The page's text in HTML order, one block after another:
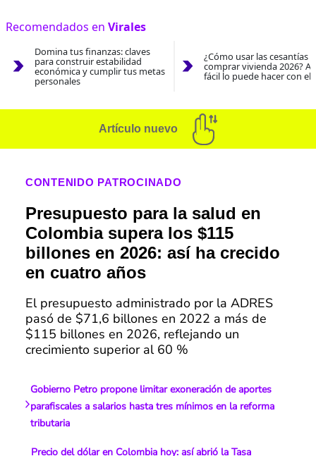
Recomendados en Virales
Domina tus finanzas: claves
para construir estabilidad
económica y cumplir tus metas
personales
¿Cómo usar las cesantías
comprar vivienda 2026?
fácil lo puede hacer con el
Artículo nuevo
CONTENIDO PATROCINADO
Presupuesto para la salud en
Colombia supera los $115
billones en 2026: así ha crecido
en cuatro años
El presupuesto administrado por la ADRES
pasó de $71,6 billones en 2022 a más de
$115 billones en 2026, reflejando un
crecimiento superior al 60 %
Gobierno Petro propone limitar exoneración de aportes
parafiscales a salarios hasta tres mínimos en la reforma
tributaria
Precio del dólar en Colombia hoy: así abrió la Tasa